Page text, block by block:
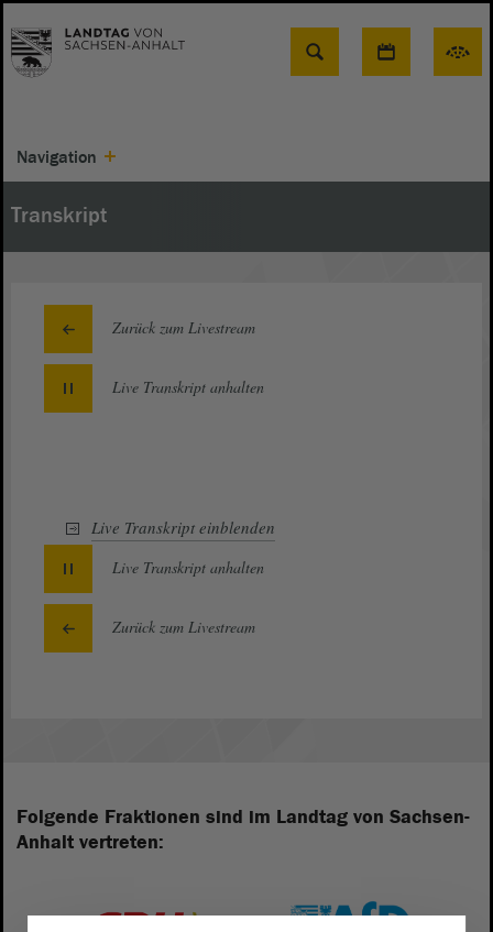
Suche
Navigation
Transkript
Zurück zum Livestream
Live Transkript anhalten
Live Transkript einblenden
Live Transkript anhalten
Zurück zum Livestream
Folgende Fraktionen sind im Landtag von Sachsen-
Anhalt vertreten: